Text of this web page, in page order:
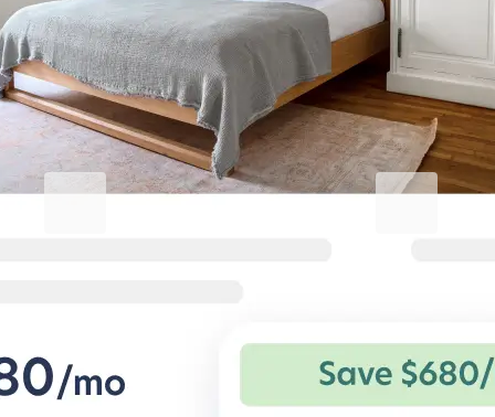
Machen Sie Ihren Aufenthalt
außergewöhnlich
Flexible Konditionen und komfortable
Wohnungen für Geschäftsreisende.
Große
Vorteile für